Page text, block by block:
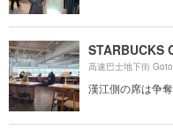
高速巴士地下街
漢江側の席は争奪